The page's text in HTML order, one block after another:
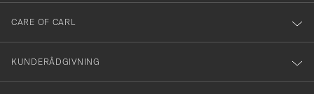
till
vårt
nyhetsbrev!
CARE OF CARL
KUNDERÅDGIVNING